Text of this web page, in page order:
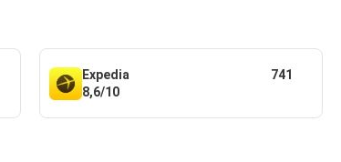
Expedia
8,6/10
741